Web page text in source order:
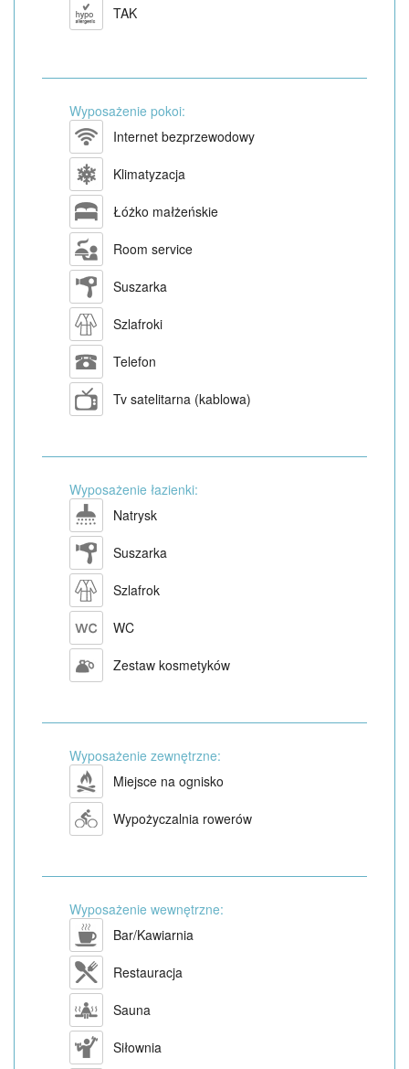
TAK
Wyposażenie pokoi:
Internet bezprzewodowy
Klimatyzacja
Łóżko małżeńskie
Room service
Suszarka
Szlafroki
Telefon
Tv satelitarna (kablowa)
Wyposażenie łazienki:
Natrysk
Suszarka
Szlafrok
WC
Zestaw kosmetyków
Wyposażenie zewnętrzne:
Miejsce na ognisko
Wypożyczalnia rowerów
Wyposażenie wewnętrzne:
Bar/Kawiarnia
Restauracja
Sauna
Siłownia